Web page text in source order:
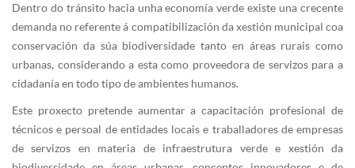
Dentro do tránsito hacia unha economía verde existe una crecente
demanda no referente á compatibilización da xestión municipal coa
conservación da súa biodiversidade tanto en áreas rurais como
urbanas, considerando a esta como proveedora de servizos para a
cidadanía en todo tipo de ambientes humanos.
Este proxecto pretende aumentar a capacitación profesional de
técnicos e persoal de entidades locais e traballadores de empresas
de servizos en materia de infraestrutura verde e xestión da